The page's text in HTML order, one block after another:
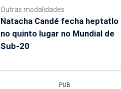
Outras modalidades
Natacha Candé fecha heptatlo
no quinto lugar no Mundial de
Sub-20
PUB